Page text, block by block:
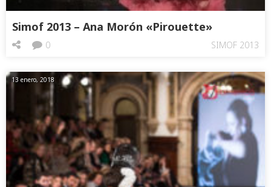
Simof 2013 – Ana Morón «Pirouette»
SIMOF 2013
0
13 enero, 2018